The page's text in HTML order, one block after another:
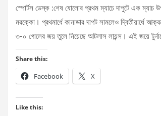
স্পোর্টস ডেস্ক :শেষ ষোলোর প্রথম ম্যাচে দাপুটে এক ম্যাচ
মরক্কো। প্রথমার্ধে কানাডার দাপট সামলেও দ্বিতীয়ার্ধে
৩-০ গোলের জয় তুলে নিয়েছে আটলাস লায়ন্স। এই জয়ে
Share this:
Facebook X
Like this: